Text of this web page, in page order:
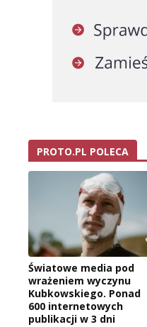
PROTO.PL POLECA
Światowe media pod
wrażeniem wyczynu
Kubkowskiego. Ponad
600 internetowych
publikacji w 3 dni